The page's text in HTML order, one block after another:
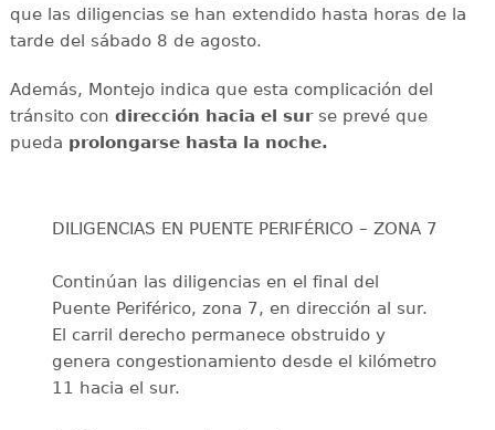
que las diligencias se han extendido hasta horas de la
tarde del sábado 8 de agosto.
Además, Montejo indica que esta complicación del
tránsito con dirección hacia el surse prevé que
pueda prolongarse hasta la noche.
DILIGENCIAS EN PUENTE PERIFÉRICO – ZONA 7
Continúan las diligencias en el final del
Puente Periférico, zona 7, en dirección al sur.
El carril derecho permanece obstruido y
genera congestionamiento desde el kilómetro
11 hacia el sur.